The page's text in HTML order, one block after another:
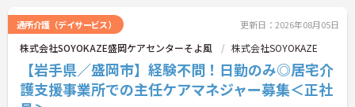
通所介護（デイサービス） 更新日：2026年08月05日
株式会社SOYOKAZE盛岡ケアセンターそよ風 株式会社SOYOKAZE
【岩手県／盛岡市】経験不問！日勤のみ◎居宅介
護支援事業所での主任ケアマネジャー募集＜正社